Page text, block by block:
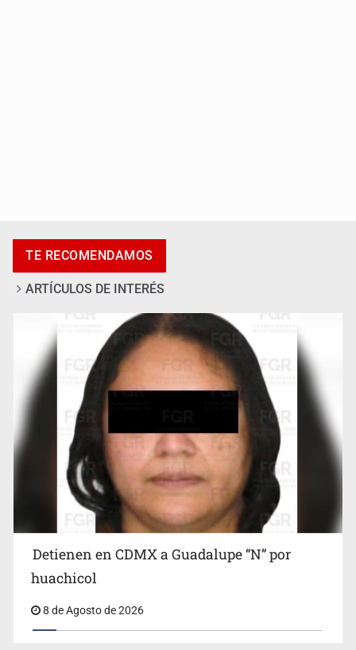
Michoacán
Cae en Zapopan prófugo estadounidense buscado por
Interpol
TE RECOMENDAMOS
ARTÍCULOS DE INTERÉS
Detienen en CDMX a Guadalupe “N” por
huachicol
8 de Agosto de 2026